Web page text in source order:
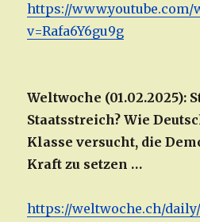
https://www.youtube.com/
v=Rafa6Y6gu9g
Weltwoche (01.02.2025):
Staatsstreich? Wie
Klasse versucht, die
Kraft zu setzen …
https://weltwoche.ch/